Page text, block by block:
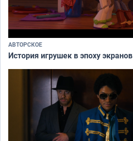
АВТОРСКОЕ
История игрушек в эпоху экранов